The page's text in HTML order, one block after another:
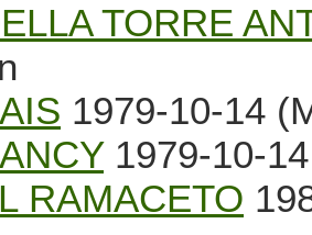
TORRE
1979-10-14
1979-10-
RAMACETO